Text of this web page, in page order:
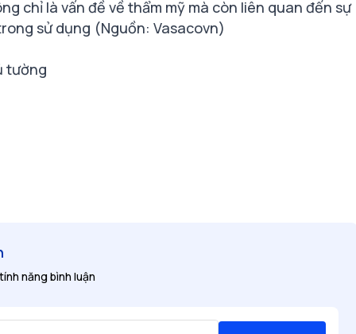
chỉ là vấn đề về thẩm mỹ mà còn liên quan đến sự
sử dụng (Nguồn: Vasacovn)
tường
năng bình luận